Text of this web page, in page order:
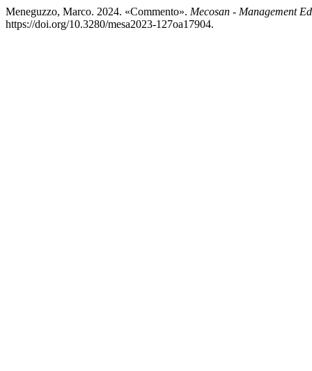
Meneguzzo, Marco. 2024. «Commento». Mecosan - Management
https://doi.org/10.3280/mesa2023-127oa17904.